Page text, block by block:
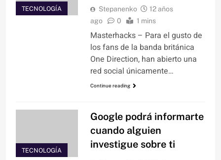
TECNOLOGÍA Stepanenko
12 años
ago
0 1 mins
Masterhacks – Para el gusto de
los fans de la banda británica
One Direction, han abierto una
red social únicamente…
Continue reading
TECNOLOGÍA
Google podrá informarte
cuando alguien
investigue sobre ti